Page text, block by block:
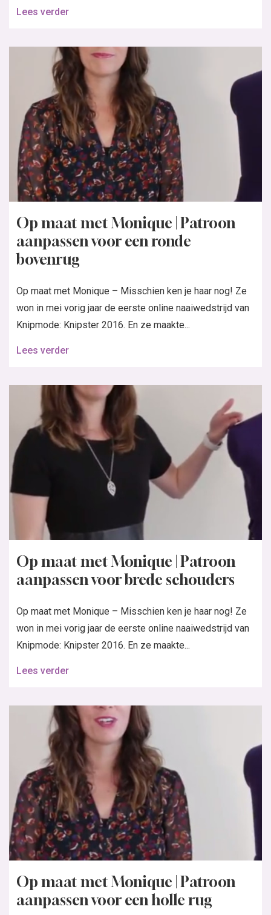
Lees verder
Op maat met Monique | Patroon
aanpassen voor een ronde
bovenrug
Op maat met Monique – Misschien ken je haar nog! Ze
won in mei vorig jaar de eerste online naaiwedstrijd van
Knipmode: Knipster 2016. En ze maakte...
Lees verder
Op maat met Monique | Patroon
aanpassen voor brede schouders
Op maat met Monique – Misschien ken je haar nog! Ze
won in mei vorig jaar de eerste online naaiwedstrijd van
Knipmode: Knipster 2016. En ze maakte...
Lees verder
Op maat met Monique | Patroon
aanpassen voor een holle rug